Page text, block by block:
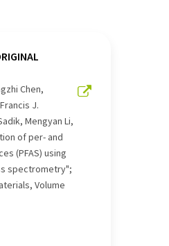
Chen,
J.
Mengyan Li,
of per- and
(PFAS) using
spectrometry";
Volume